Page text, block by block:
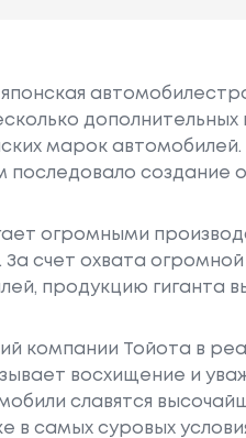
дополнительных
марок автомобилей.
последовало создание
огромными
счет охвата
продукцию гиганта
компании Тойота в
восхищение и
славятся
самых суровых